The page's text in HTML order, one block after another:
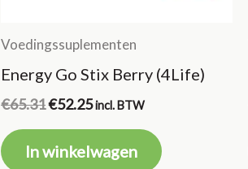
Voedingssuplementen
Energy Go Stix Berry (4Life)
€65.31Oorspronkelijke
€65.31.
€52.25Huidige
€52.25.
incl. BTW
In winkelwagen